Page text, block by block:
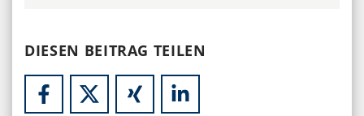
DIESEN BEITRAG TEILEN